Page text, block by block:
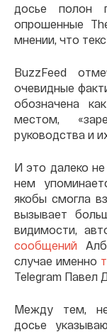
досье полон
опрошенные
мнении, что
BuzzFeed
очевидные
обозначена
местом,
руководства и
И это далеко
нем
якобы смогла
вызывает
видимости,
сообщений
случае именно
Telegram Павел
Между тем,
досье